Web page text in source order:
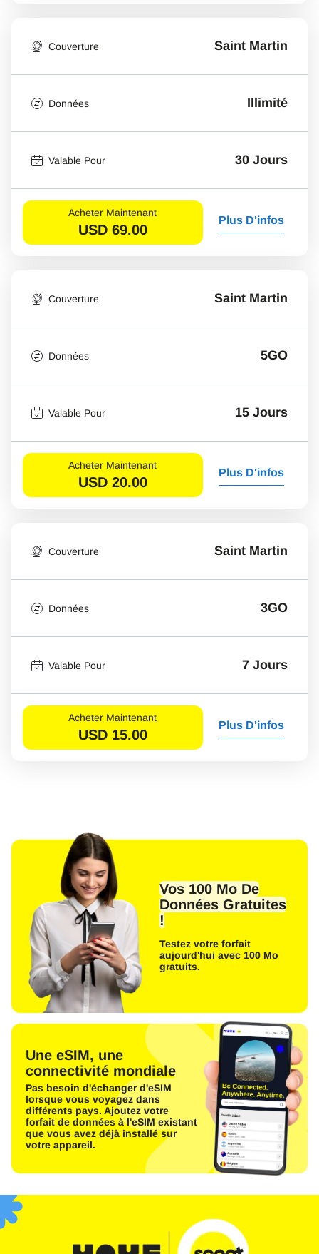
Couverture Saint Martin
Données Illimité
Valable Pour 30 Jours
Acheter Maintenant
USD 69.00
Plus D'infos
Couverture Saint Martin
Données 5GO
Valable Pour 15 Jours
Acheter Maintenant
USD 20.00
Plus D'infos
Couverture Saint Martin
Données 3GO
Valable Pour 7 Jours
Acheter Maintenant
USD 15.00
Plus D'infos
Vos 100 Mo De
Données Gratuites
!
Testez votre forfait
aujourd'hui avec 100 Mo
gratuits.
Une eSIM, une
connectivité mondiale
Pas besoin d'échanger d'eSIM
lorsque vous voyagez dans
différents pays. Ajoutez votre
forfait de données à l'eSIM existant
que vous avez déjà installé sur
votre appareil.